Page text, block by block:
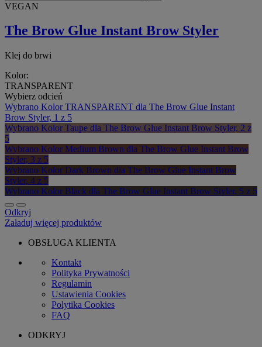
VEGAN
The Brow Glue Instant Brow Styler
Klej do brwi
Kolor:
TRANSPARENT
Wybierz odcień
Wybrano Kolor TRANSPARENT dla The Brow Glue Instant
Brow Styler, 1 z 5
Wybrano Kolor Taupe dla The Brow Glue Instant Brow Styler, 2 z
5
Wybrano Kolor Medium Brown dla The Brow Glue Instant Brow
Styler, 3 z 5
Wybrano Kolor Dark Brown dla The Brow Glue Instant Brow
Styler, 4 z 5
Wybrano Kolor Black dla The Brow Glue Instant Brow Styler, 5 z 5
Odkryj
Załaduj więcej produktów
OBSŁUGA KLIENTA
Kontakt
Polityka Prywatności
Regulamin
Ustawienia Cookies
Polytika Cookies
FAQ
ODKRYJ